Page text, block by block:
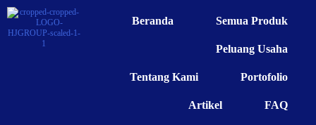
Beranda Semua Produk
Peluang Usaha
Tentang Kami Portofolio
Artikel FAQ